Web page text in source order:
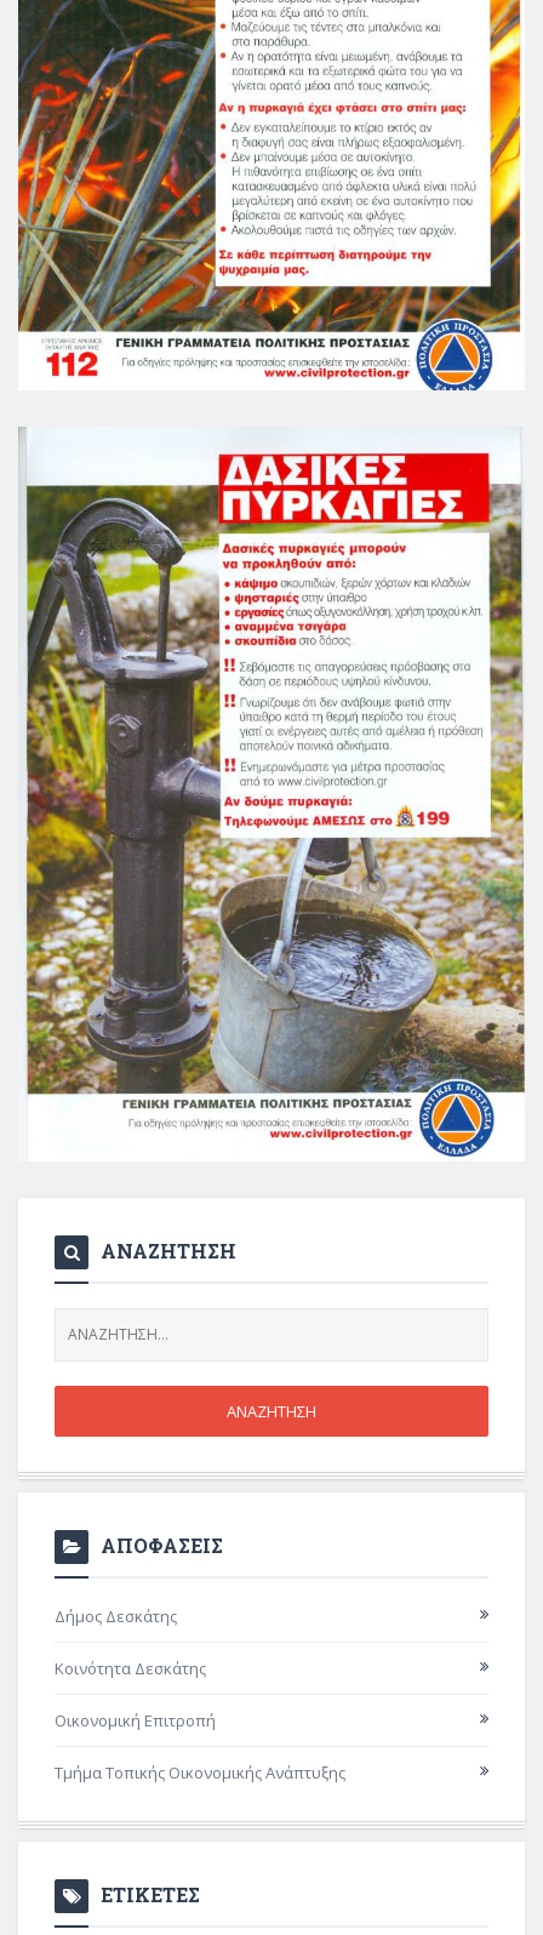
ΑΝΑΖΗΤΗΣΗ
ΑΠΟΦΑΣΕΙΣ
Δήμος Δεσκάτης
Κοινότητα Δεσκάτης
Οικονομική Επιτροπή
Τμήμα Τοπικής Οικονομικής Ανάπτυξης
ΕΤΙΚΕΤΕΣ